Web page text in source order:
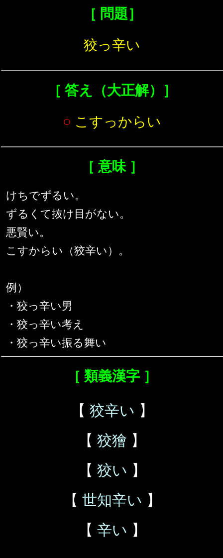
［ 問題］
狡っ辛い
［ 答え（大正解）］
○ こすっからい
［ 意味 ］
けちでずるい。
ずるくて抜け目がない。
悪賢い。
こすからい（狡辛い）。
例）
・狡っ辛い男
・狡っ辛い考え
・狡っ辛い振る舞い
［ 類義漢字 ］
【 狡辛い 】
【 狡獪 】
【 狡い 】
【 世知辛い 】
【 辛い 】